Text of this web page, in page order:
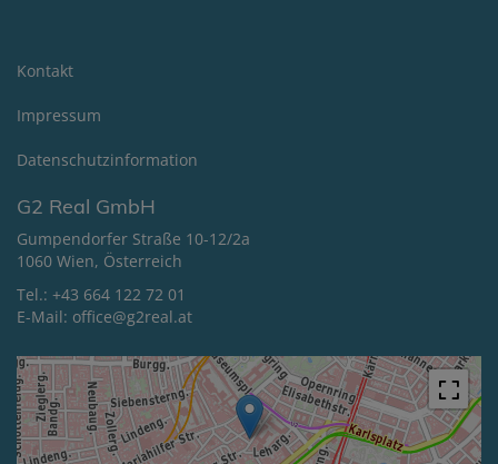
Kontakt
Impressum
Datenschutzinformation
G2 Real GmbH
Gumpendorfer Straße 10-12/2a
1060 Wien, Österreich
Tel.: +43 664 122 72 01
E-Mail: office@g2real.at